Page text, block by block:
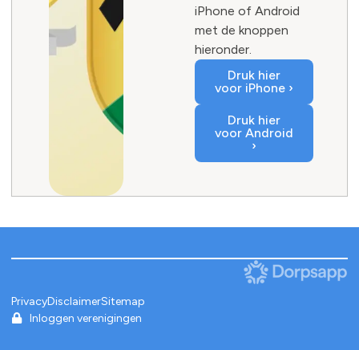
iPhone of Android
met de knoppen
hieronder.
Druk hier
voor iPhone ›
Druk hier
voor Android
›
PrivacyDisclaimerSitemap
Inloggen verenigingen